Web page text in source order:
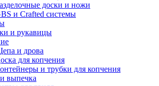
доски и ножи
и Crafted системы
и рукавицы
и дрова
для копчения
и трубки для копчения
выпечка